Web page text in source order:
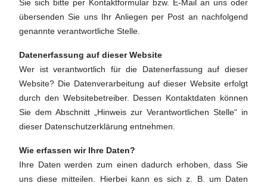
Sie sich bitte per Kontaktformular bzw. E-Mail an uns oder
übersenden Sie uns Ihr Anliegen per Post an nachfolgend
genannte verantwortliche Stelle.
Datenerfassung auf dieser Website
Wer ist verantwortlich für die Datenerfassung auf dieser
Website? Die Datenverarbeitung auf dieser Website erfolgt
durch den Websitebetreiber. Dessen Kontaktdaten können
Sie dem Abschnitt „Hinweis zur Verantwortlichen Stelle“ in
dieser Datenschutzerklärung entnehmen.
Wie erfassen wir Ihre Daten?
Ihre Daten werden zum einen dadurch erhoben, dass Sie
uns diese mitteilen. Hierbei kann es sich z. B. um Daten